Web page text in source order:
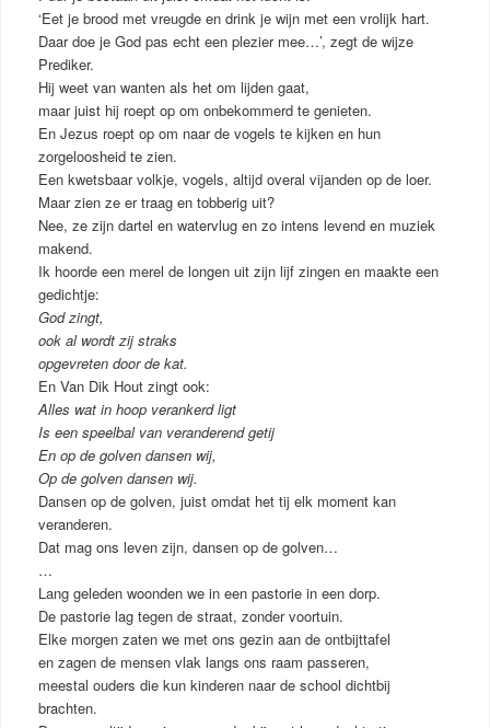
‘Eet je brood met vreugde en drink je wijn met een vrolijk hart.
Daar doe je God pas echt een plezier mee…’, zegt de wijze
Prediker.
Hij weet van wanten als het om lijden gaat,
maar juist hij roept op om onbekommerd te genieten.
En Jezus roept op om naar de vogels te kijken en hun
zorgeloosheid te zien.
Een kwetsbaar volkje, vogels, altijd overal vijanden op de loer.
Maar zien ze er traag en tobberig uit?
Nee, ze zijn dartel en watervlug en zo intens levend en muziek
makend.
Ik hoorde een merel de longen uit zijn lijf zingen en maakte een
gedichtje:
God zingt,
ook al wordt zij straks
opgevreten door de kat.
En Van Dik Hout zingt ook:
Alles wat in hoop verankerd ligt
Is een speelbal van veranderend getij
En op de golven dansen wij,
Op de golven dansen wij.
Dansen op de golven, juist omdat het tij elk moment kan
veranderen.
Dat mag ons leven zijn, dansen op de golven…
…
Lang geleden woonden we in een pastorie in een dorp.
De pastorie lag tegen de straat, zonder voortuin.
Elke morgen zaten we met ons gezin aan de ontbijttafel
en zagen de mensen vlak langs ons raam passeren,
meestal ouders die kun kinderen naar de school dichtbij
brachten.